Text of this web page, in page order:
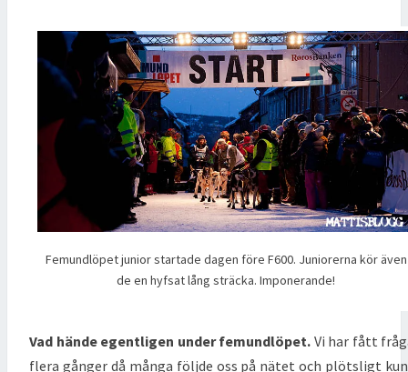
Femundlöpet junior startade dagen före F600. Juniorerna kör även
de en hyfsat lång sträcka. Imponerande!
Vad hände egentligen under femundlöpet. Vi har fått
flera gånger då många följde oss på nätet och plötsligt